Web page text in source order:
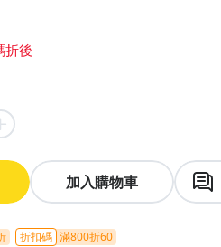
加入購物車
折扣碼 滿800折60